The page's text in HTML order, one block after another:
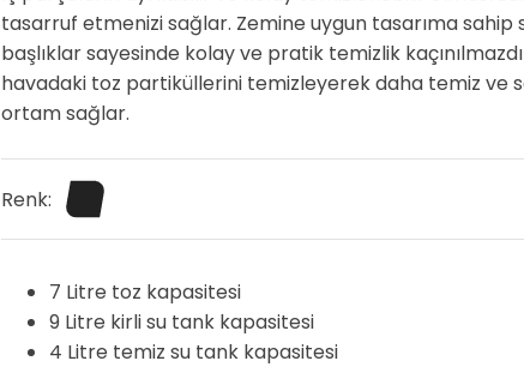
tasarruf etmenizi sağlar. Zemine uygun tasarıma sahip
başlıklar sayesinde kolay ve pratik temizlik
havadaki toz partiküllerini temizleyerek daha temiz ve
ortam sağlar.
Renk:
7 Litre toz kapasitesi
9 Litre kirli su tank kapasitesi
4 Litre temiz su tank kapasitesi